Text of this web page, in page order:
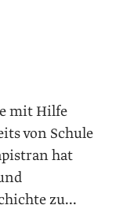
mit Hilfe
von Schule
hat
zu...